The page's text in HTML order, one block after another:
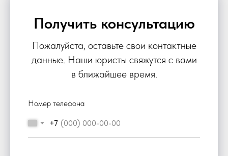
Получить консультацию
Пожалуйста, оставьте свои контактные
данные. Наши юристы свяжутся с вами
в ближайшее время.
Номер телефона
+7